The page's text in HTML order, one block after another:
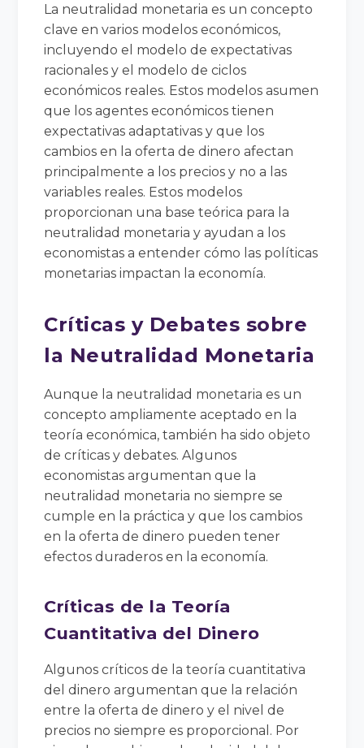
La neutralidad monetaria es un concepto
clave en varios modelos económicos,
incluyendo el modelo de expectativas
racionales y el modelo de ciclos
económicos reales. Estos modelos asumen
que los agentes económicos tienen
expectativas adaptativas y que los
cambios en la oferta de dinero afectan
principalmente a los precios y no a las
variables reales. Estos modelos
proporcionan una base teórica para la
neutralidad monetaria y ayudan a los
economistas a entender cómo las políticas
monetarias impactan la economía.
Críticas y Debates sobre
la Neutralidad Monetaria
Aunque la neutralidad monetaria es un
concepto ampliamente aceptado en la
teoría económica, también ha sido objeto
de críticas y debates. Algunos
economistas argumentan que la
neutralidad monetaria no siempre se
cumple en la práctica y que los cambios
en la oferta de dinero pueden tener
efectos duraderos en la economía.
Críticas de la Teoría
Cuantitativa del Dinero
Algunos críticos de la teoría cuantitativa
del dinero argumentan que la relación
entre la oferta de dinero y el nivel de
precios no siempre es proporcional. Por